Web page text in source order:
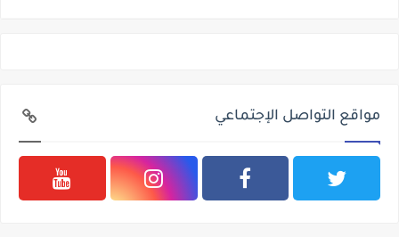
مواقع التواصل الإجتماعي